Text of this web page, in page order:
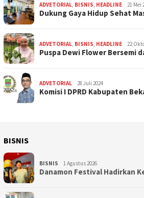
ADVETORIAL BISNIS HEADLINE 21 Mei
Dukung Gaya Hidup Sehat
ADVETORIAL BISNIS HEADLINE 22
Puspa Dewi Flower Bersemi
ADVETORIAL 28 Juli 2024
Komisi I DPRD Kabupaten
BISNIS
BISNIS 1 Agustus 2026
Danamon Festival Hadirkan